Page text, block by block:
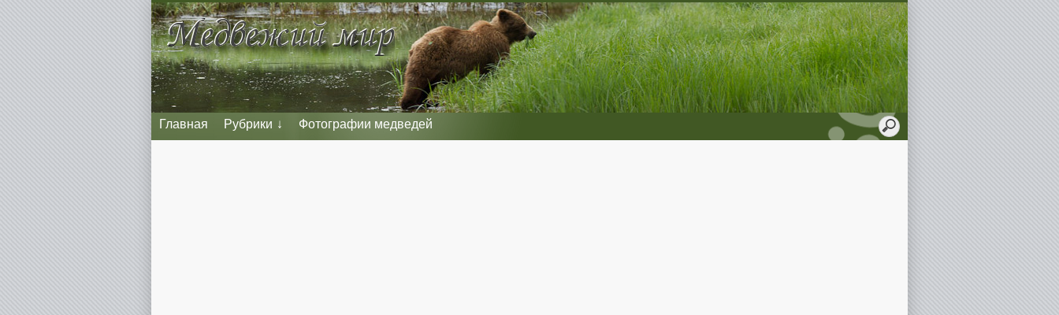
Главная Рубрики Фотографии медведей